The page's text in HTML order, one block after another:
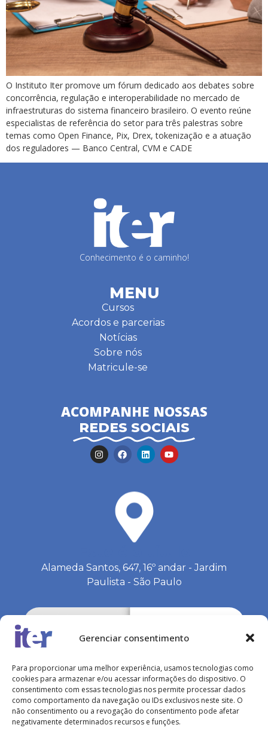
Gerenciar consentimento
Para proporcionar uma melhor experiência, usamos tecnologias como
cookies para armazenar e/ou acessar informações do dispositivo. O
consentimento com essas tecnologias nos permite processar dados
como comportamento da navegação ou IDs exclusivos neste site. O
não consentimento ou a revogação do consentimento pode afetar
negativamente determinados recursos e funções.
O Instituto Iter promove um fórum dedicado aos debates sobre
concorrência, regulação e interoperabilidade no mercado de
infraestruturas do sistema financeiro brasileiro. O evento reúne
especialistas de referência do setor para três palestras sobre
temas como Open Finance, Pix, Drex, tokenização e a atuação
dos reguladores — Banco Central, CVM e CADE
Conhecimento é o caminho!
MENU
Cursos
Acordos e parcerias
Notícias
Sobre nós
Matricule-se
ACOMPANHE NOSSAS
REDES SOCIAIS
Alameda Santos, 647, 16º andar - Jardim
Paulista - São Paulo